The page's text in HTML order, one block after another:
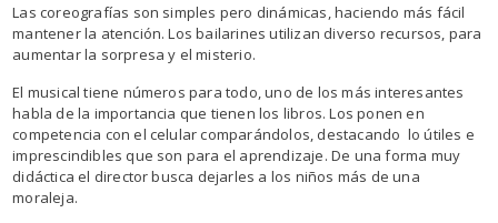
Las coreografías son simples pero dinámicas, haciendo más fácil
mantener la atención. Los bailarines utilizan diverso recursos, para
aumentar la sorpresa y el misterio.
El musical tiene números para todo, uno de los más interesantes
habla de la importancia que tienen los libros. Los ponen en
competencia con el celular comparándolos, destacando lo útiles e
imprescindibles que son para el aprendizaje. De una forma muy
didáctica el director busca dejarles a los niños más de una
moraleja.